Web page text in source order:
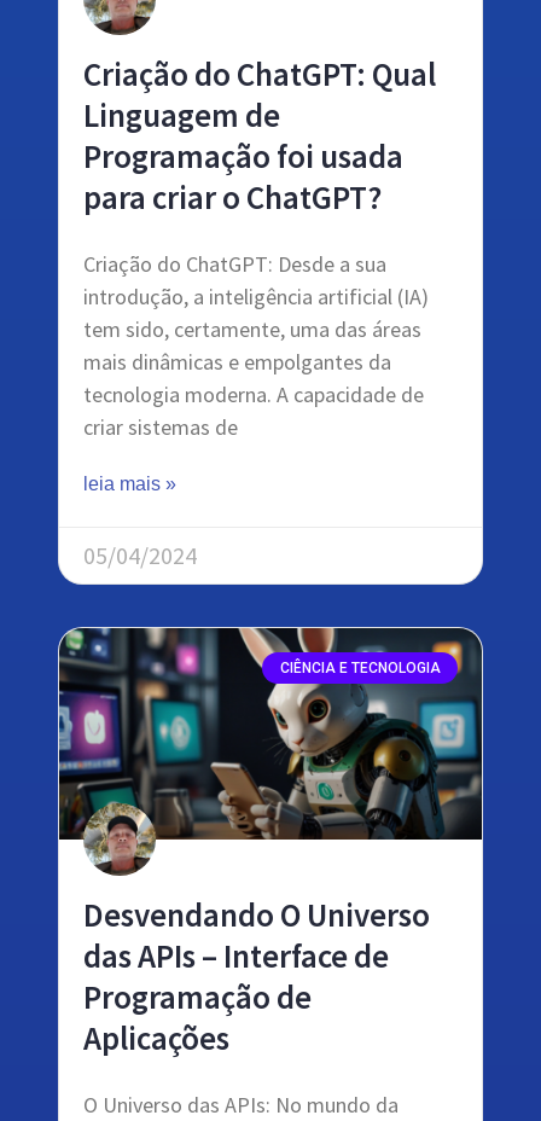
Criação do ChatGPT: Qual
Linguagem de
Programação foi usada
para criar o ChatGPT?
Criação do ChatGPT: Desde a sua
introdução, a inteligência artificial (IA)
tem sido, certamente, uma das áreas
mais dinâmicas e empolgantes da
tecnologia moderna. A capacidade de
criar sistemas de
leia mais »
05/04/2024
CIÊNCIA E TECNOLOGIA
Desvendando O Universo
das APIs – Interface de
Programação de
Aplicações
O Universo das APIs: No mundo da